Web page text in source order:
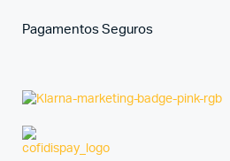
Pagamentos Seguros